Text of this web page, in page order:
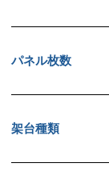
パネル枚数
架台種類